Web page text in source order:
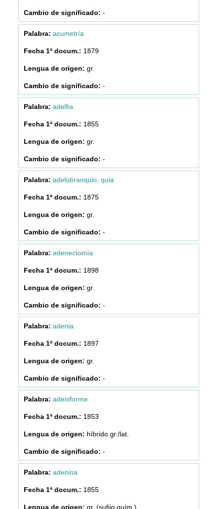
-
acumetría
1879
gr.
-
adelfia
1855
gr.
-
adelobranquio, quia
1875
gr.
-
adenectomía
1898
gr.
-
adenia
1897
gr.
-
adeniforme
1853
híbrido gr./lat.
-
adenina
1855
gr. (sufijo quím.)